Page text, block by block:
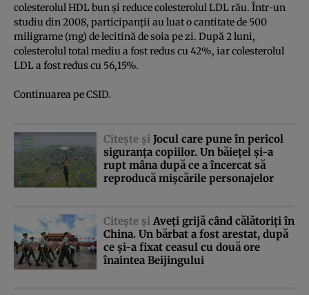
colesterolul HDL bun şi reduce colesterolul LDL rău. Într-un
studiu din 2008, participanţii au luat o cantitate de 500
miligrame (mg) de lecitină de soia pe zi. După 2 luni,
colesterolul total mediu a fost redus cu 42%, iar colesterolul
LDL a fost redus cu 56,15%.
Continuarea peCSID.
Citeşte şi Jocul care pune în pericol
siguranţa copiilor. Un băieţel şi-a
rupt mâna după ce a încercat să
reproducă mişcările personajelor
Citeşte şi Aveţi grijă când călătoriţi în
China. Un bărbat a fost arestat, după
ce şi-a fixat ceasul cu două ore
înaintea Beijingului